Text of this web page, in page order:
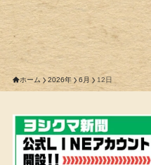
ホーム 2026年 6月 12日